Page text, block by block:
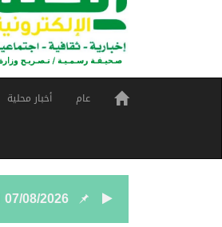
عام أخبار محلية
07/08/2026